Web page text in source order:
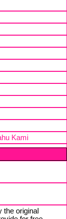
Kami
the original